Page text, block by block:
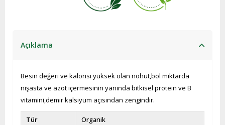
Açıklama
Besin değeri ve kalorisi yüksek olan nohut,bol miktarda
nişasta ve azot içermesinin yanında bitkisel protein ve B
vitamini,demir kalsiyum açısından zengindir.
Tür Organik